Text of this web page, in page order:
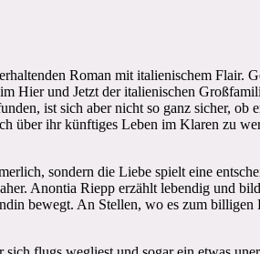
Roman mit italienischem Flair.
Hier und Jetzt der italienischen
ist sich aber nicht so ganz sicher,
über ihr künftiges Leben im Klaren zu
sondern die Liebe spielt eine
Anontia Riepp erzählt lebendig und
bewegt. An Stellen, wo es zum